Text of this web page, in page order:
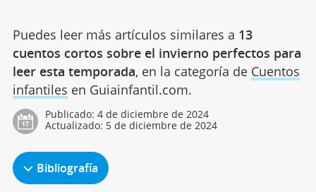
Puedes leer más artículos similares a 13
cuentos cortos sobre el invierno perfectos para
leer esta temporada, en la categoría de Cuentos
infantiles en Guiainfantil.com.
Publicado: 4 de diciembre de 2024
Actualizado: 5 de diciembre de 2024
Bibliografía